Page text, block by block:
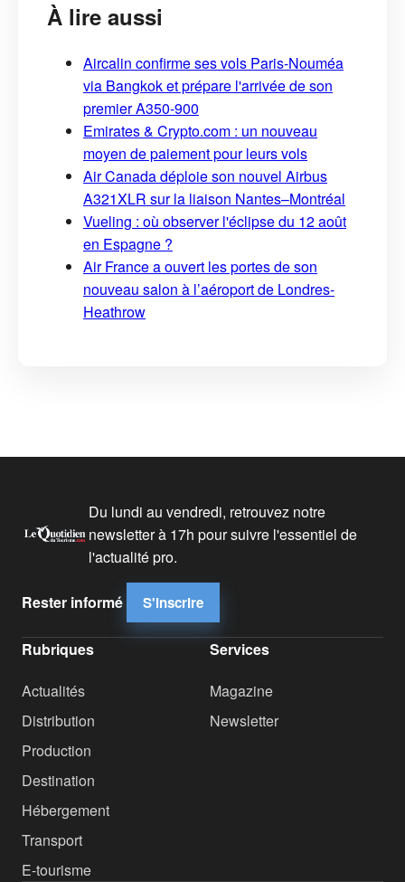
À lire aussi
Aircalin confirme ses vols Paris-Nouméa
via Bangkok et prépare l'arrivée de son
premier A350-900
Emirates & Crypto.com : un nouveau
moyen de paiement pour leurs vols
Air Canada déploie son nouvel Airbus
A321XLR sur la liaison Nantes–Montréal
Vueling : où observer l'éclipse du 12 août
en Espagne ?
Air France a ouvert les portes de son
nouveau salon à l’aéroport de Londres-
Heathrow
Du lundi au vendredi, retrouvez notre
newsletter à 17h pour suivre l'essentiel de
l'actualité pro.
Rester informé S'inscrire
Rubriques
Actualités
Distribution
Production
Destination
Hébergement
Transport
E-tourisme
Services
Magazine
Newsletter